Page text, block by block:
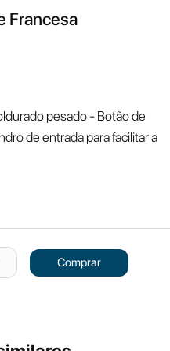
Francesa
pesado - Botão de
de entrada para facilitar a
Comprar